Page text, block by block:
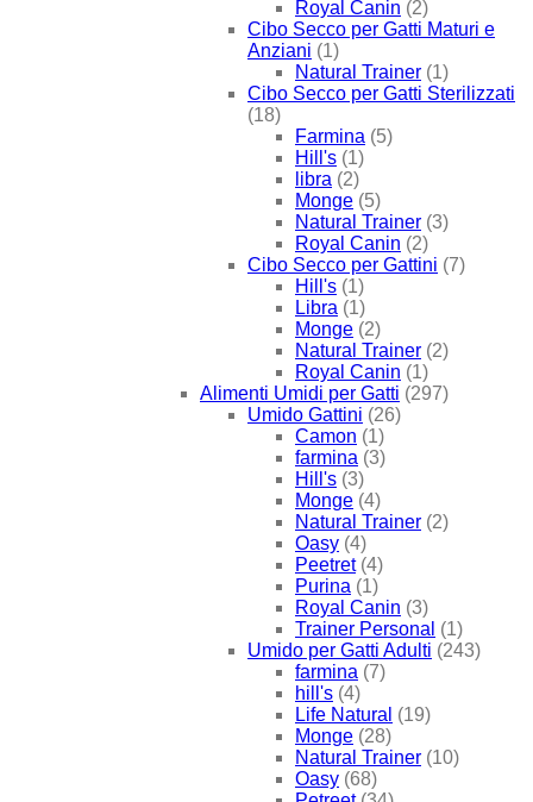
Royal Canin (2)
Cibo Secco per Gatti Maturi e
Anziani (1)
Natural Trainer (1)
Cibo Secco per Gatti Sterilizzati
(18)
Farmina (5)
Hill's (1)
libra (2)
Monge (5)
Natural Trainer (3)
Royal Canin (2)
Cibo Secco per Gattini (7)
Hill's (1)
Libra (1)
Monge (2)
Natural Trainer (2)
Royal Canin (1)
Alimenti Umidi per Gatti (297)
Umido Gattini (26)
Camon (1)
farmina (3)
Hill's (3)
Monge (4)
Natural Trainer (2)
Oasy (4)
Peetret (4)
Purina (1)
Royal Canin (3)
Trainer Personal (1)
Umido per Gatti Adulti (243)
farmina (7)
hill's (4)
Life Natural (19)
Monge (28)
Natural Trainer (10)
Oasy (68)